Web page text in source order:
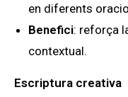
en diferents
Benefici: reforça
contextual.
Escriptura creativa